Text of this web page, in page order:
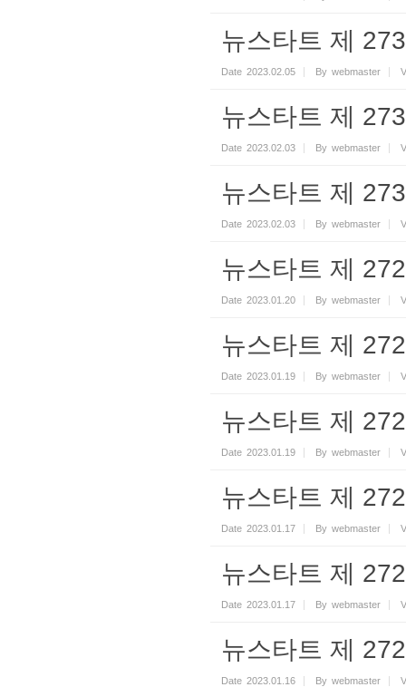
뉴스타트 제
Date 2023.02.05 By webmaster
뉴스타트 제
Date 2023.02.03 By webmaster
뉴스타트 제
Date 2023.02.03 By webmaster
뉴스타트 제
Date 2023.01.20 By webmaster
뉴스타트 제
Date 2023.01.19 By webmaster
뉴스타트 제
Date 2023.01.19 By webmaster
뉴스타트 제
Date 2023.01.17 By webmaster
뉴스타트 제
Date 2023.01.17 By webmaster
뉴스타트 제
Date 2023.01.16 By webmaster